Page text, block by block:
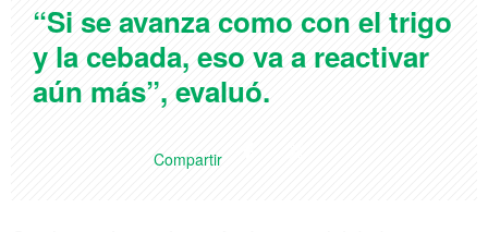
“Si se avanza como con el trigo
y la cebada, eso va a reactivar
aún más”, evaluó.
Compartir